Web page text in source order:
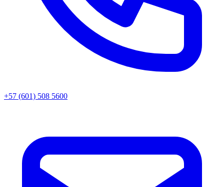
+57 (601) 508 5600